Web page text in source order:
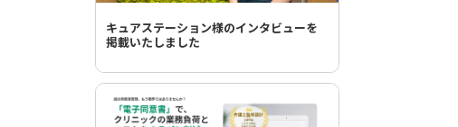
キュアステーション様のインタビューを
掲載いたしました